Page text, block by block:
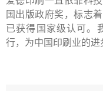
国出版政府奖，标志
已获得国家级认可。
行，为中国印刷业的进